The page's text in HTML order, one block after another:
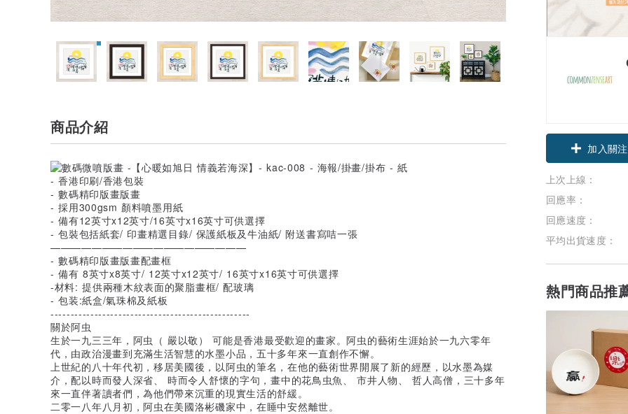
加入關注
上次上線：
回應率：
回應速度：
平均出貨速度：
熱門商品推
商品介紹
- 香港印刷/香港包裝
- 數碼精印版畫版畫
- 採用300gsm 顏料噴墨用紙
- 備有12英寸x12英寸/16英寸x16英寸可供選擇
- 包裝包括紙套/ 印畫精選目錄/ 保護紙板及牛油紙/ 附送書寫咭一張
———————————————————
- 數碼精印版畫版畫配畫框
- 備有 8英寸x8英寸/ 12英寸x12英寸/ 16英寸x16英寸可供選擇
-材料: 提供兩種木紋表面的聚脂畫框/ 配玻璃
- 包装:紙盒/氣珠棉及紙板
--------------------------------------------------
關於阿虫
生於一九三三年，阿虫（ 嚴以敬） 可能是香港最受歡迎的畫家。阿虫的藝術生涯始於一九六零年
代，由政治漫畫到充滿生活智慧的水墨小品，五十多年來一直創作不懈。
上世紀的八十年代初，移居美國後，以阿虫的筆名，在他的藝術世界開展了新的經歷，以水墨為媒
介，配以時而發人深省、 時而令人舒懷的字句，畫中的花鳥虫魚、 市井人物、 哲人高僧，三十多年
來一直伴著讀者們，為他們帶來沉重的現實生活的舒緩。
二零一八年八月初，阿虫在美國洛彬磯家中，在睡中安然離世。